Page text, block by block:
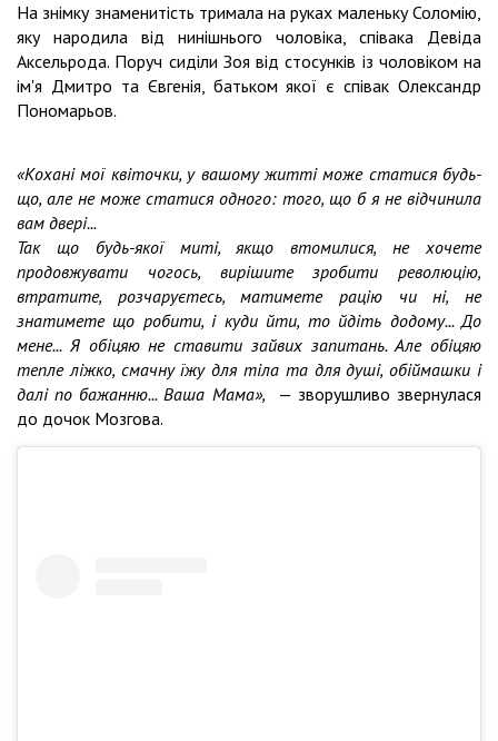
На знімку знаменитість тримала на руках маленьку Соломію,
яку народила від нинішнього чоловіка, співака Девіда
Аксельрода. Поруч сиділи Зоя від стосунків із чоловіком на
ім'я Дмитро та Євгенія, батьком якої є співак Олександр
Пономарьов.
«Кохані мої квіточки, у вашому житті може статися будь-
що, але не може статися одного: того, що б я не відчинила
вам двері...
Так що будь-якої миті, якщо втомилися, не хочете
продовжувати чогось, вирішите зробити революцію,
втратите, розчаруєтесь, матимете рацію чи ні, не
знатимете що робити, і куди йти, то йдіть додому... До
мене... Я обіцяю не ставити зайвих запитань. Але обіцяю
тепле ліжко, смачну їжу для тіла та для душі, обіймашки і
далі по бажанню... Ваша Мама», — зворушливо звернулася
до дочок Мозгова.